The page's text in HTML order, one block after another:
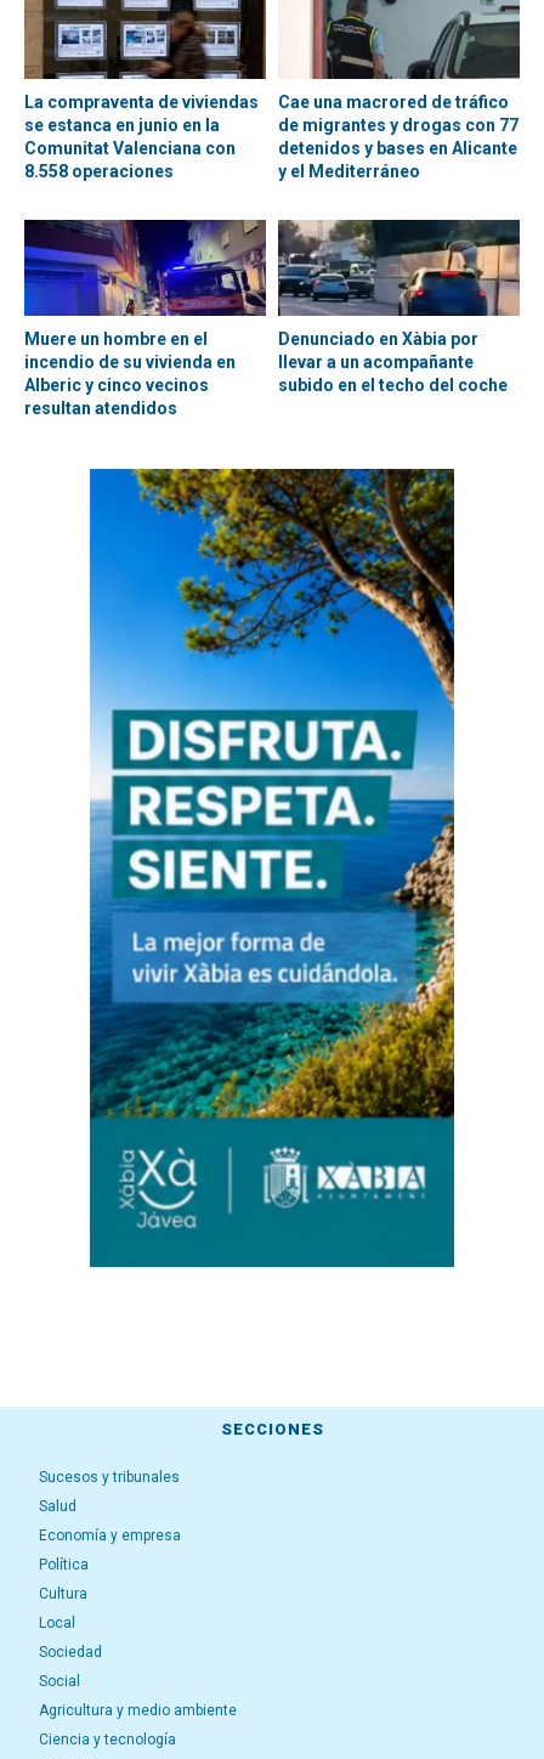
La compraventa de viviendas
se estanca en junio en la
Comunitat Valenciana con
8.558 operaciones
Cae una macrored de tráfico
de migrantes y drogas con 77
detenidos y bases en Alicante
y el Mediterráneo
Muere un hombre en el
incendio de su vivienda en
Alberic y cinco vecinos
resultan atendidos
Denunciado en Xàbia por
llevar a un acompañante
subido en el techo del coche
SECCIONES
Sucesos y tribunales
Salud
Economía y empresa
Política
Cultura
Local
Sociedad
Social
Agricultura y medio ambiente
Ciencia y tecnología